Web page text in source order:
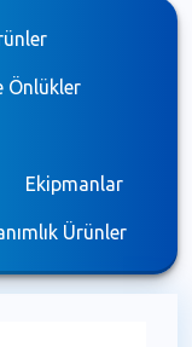
Önlükler
Ekipmanlar
Ürünler